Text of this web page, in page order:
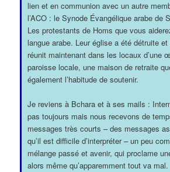
lien et en communion avec un autre
l’ACO : le Synode Évangélique arabe de
Les protestants de Homs que vous
langue arabe. Leur église a été détruite
réunit maintenant dans les locaux d’une
paroisse locale, une maison de retraite
également l’habitude de soutenir.
Je reviens à Bchara et à ses mails :
pas toujours mais nous recevons de
messages très courts – des messages
qu’il est difficile d’interpréter – un peu
mélange passé et avenir, qui proclame
alors même qu’apparemment tout va mal.